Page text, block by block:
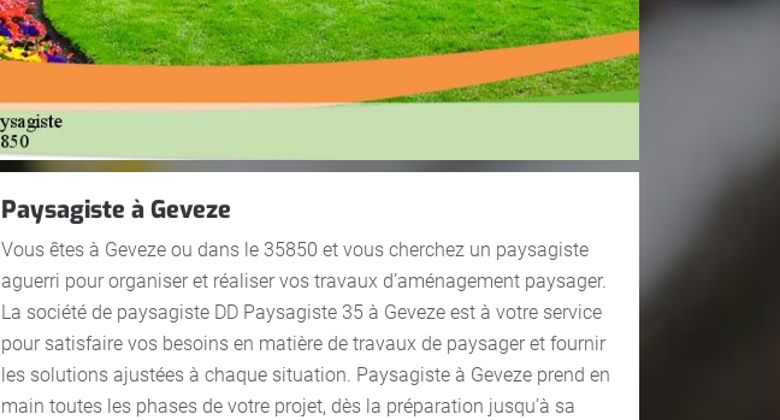
Paysagiste à Geveze
Vous êtes à Geveze ou dans le 35850 et vous cherchez un paysagiste
aguerri pour organiser et réaliser vos travaux d’aménagement paysager.
La société de paysagiste DD Paysagiste 35 à Geveze est à votre service
pour satisfaire vos besoins en matière de travaux de paysager et fournir
les solutions ajustées à chaque situation. Paysagiste à Geveze prend en
main toutes les phases de votre projet, dès la préparation jusqu’à sa